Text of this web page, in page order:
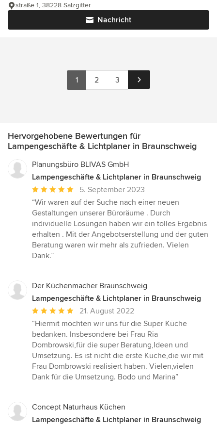
Nachricht
straße 1, 38228 Salzgitter
1 2 3
Hervorgehobene Bewertungen für
Lampengeschäfte & Lichtplaner in Braunschweig
Planungsbüro BLIVAS GmbH
Lampengeschäfte & Lichtplaner in Braunschweig
Durchschnittliche
Bewertung:
5
von
5
Sternen
5. September 2023
“Wir waren auf der Suche nach einer neuen
Gestaltungen unserer Büroräume . Durch
individuelle Lösungen haben wir ein tolles Ergebnis
erhalten . Mit der Angebotserstellung und der guten
Beratung waren wir mehr als zufrieden. Vielen
Dank.”
Der Küchenmacher Braunschweig
Lampengeschäfte & Lichtplaner in Braunschweig
Durchschnittliche
Bewertung:
5
von
5
Sternen
21. August 2022
“Hiermit möchten wir uns für die Super Küche
bedanken. Insbesondere bei Frau Ria
Dombrowski,für die super Beratung,Ideen und
Umsetzung. Es ist nicht die erste Küche,die wir mit
Frau Dombrowski realisiert haben. Vielen,vielen
Dank für die Umsetzung. Bodo und Marina”
Concept Naturhaus Küchen
Lampengeschäfte & Lichtplaner in Braunschweig